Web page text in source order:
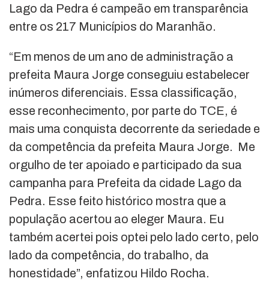
Lago da Pedra é campeão em transparência
entre os 217 Municípios do Maranhão.
“Em menos de um ano de administração a
prefeita Maura Jorge conseguiu estabelecer
inúmeros diferenciais. Essa classificação,
esse reconhecimento, por parte do TCE, é
mais uma conquista decorrente da seriedade e
da competência da prefeita Maura Jorge. Me
orgulho de ter apoiado e participado da sua
campanha para Prefeita da cidade Lago da
Pedra. Esse feito histórico mostra que a
população acertou ao eleger Maura. Eu
também acertei pois optei pelo lado certo, pelo
lado da competência, do trabalho, da
honestidade”, enfatizou Hildo Rocha.